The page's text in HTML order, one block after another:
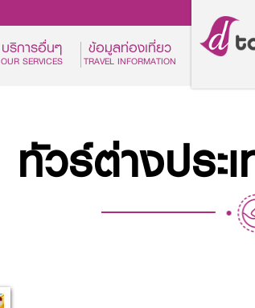
บริการอื่นๆ
OUR SERVICES
ข้อมูลท่องเที่ยว
TRAVEL INFORMATION
ทัวร์ต่างประ